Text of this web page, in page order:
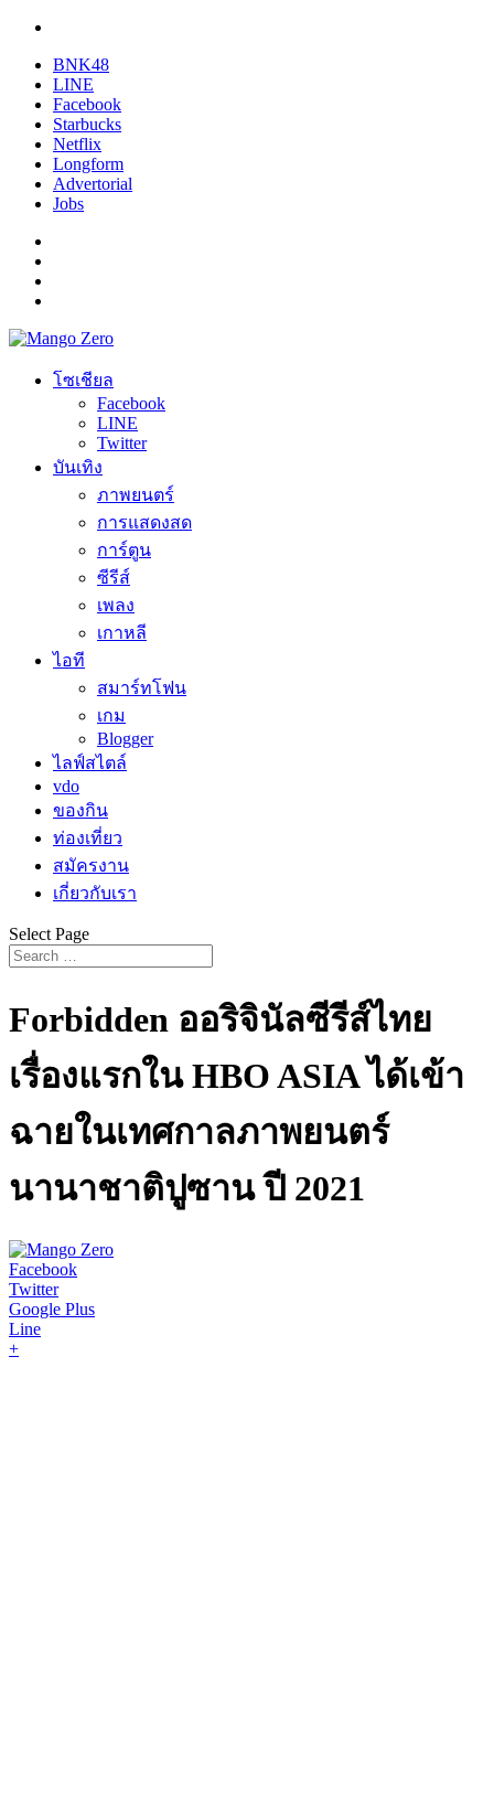
BNK48
LINE
Facebook
Starbucks
Netflix
Longform
Advertorial
Jobs
โซเชียล
Facebook
LINE
Twitter
บันเทิง
ภาพยนตร์
การแสดงสด
การ์ตูน
ซีรีส์
เพลง
เกาหลี
ไอที
สมาร์ทโฟน
เกม
Blogger
ไลฟ์สไตล์
vdo
ของกิน
ท่องเที่ยว
สมัครงาน
เกี่ยวกับเรา
Select Page
Forbidden ออริจินัลซีรีส์ไทย
เรื่องแรกใน HBO ASIA ได้เข้า
ฉายในเทศกาลภาพยนตร์
นานาชาติปูซาน ปี 2021
Facebook
Twitter
Google Plus
Line
+